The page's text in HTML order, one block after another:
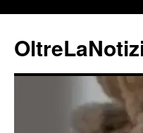
contenuto